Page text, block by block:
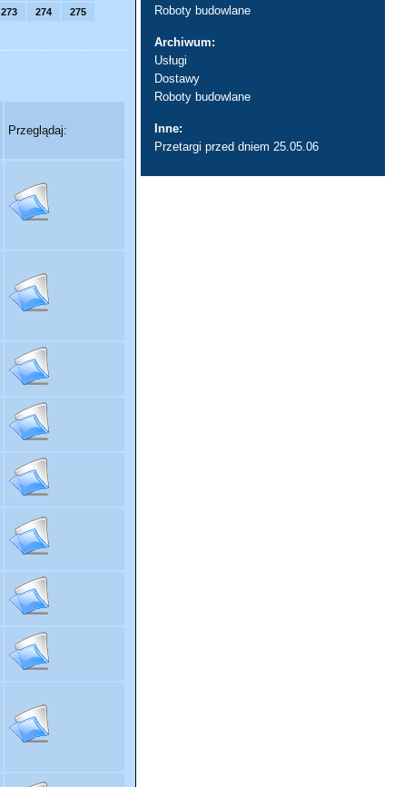
273 274
275
Przeglądaj:
Roboty budowlane
Archiwum:
Usługi
Dostawy
Roboty budowlane
Inne:
Przetargi przed dniem 25.05.06